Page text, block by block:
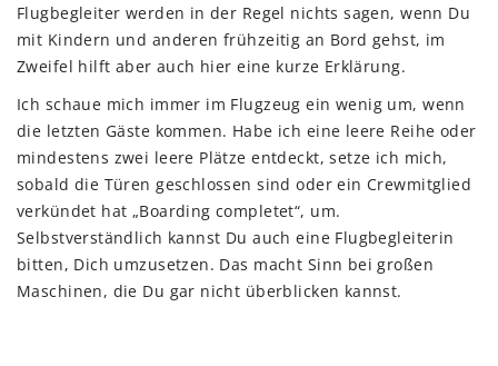
Flugbegleiter werden in der Regel nichts sagen, wenn Du
mit Kindern und anderen frühzeitig an Bord gehst, im
Zweifel hilft aber auch hier eine kurze Erklärung.
Ich schaue mich immer im Flugzeug ein wenig um, wenn
die letzten Gäste kommen. Habe ich eine leere Reihe oder
mindestens zwei leere Plätze entdeckt, setze ich mich,
sobald die Türen geschlossen sind oder ein Crewmitglied
verkündet hat „Boarding completet“, um.
Selbstverständlich kannst Du auch eine Flugbegleiterin
bitten, Dich umzusetzen. Das macht Sinn bei großen
Maschinen, die Du gar nicht überblicken kannst.